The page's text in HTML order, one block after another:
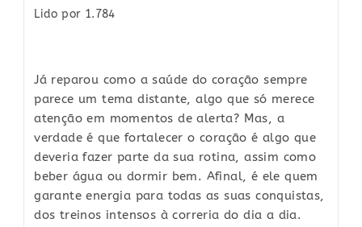
published:
Lido por 1.784
Já reparou como a saúde do coração sempre
parece um tema distante, algo que só merece
atenção em momentos de alerta? Mas, a
verdade é que fortalecer o coração é algo que
deveria fazer parte da sua rotina, assim como
beber água ou dormir bem. Afinal, é ele quem
garante energia para todas as suas conquistas,
dos treinos intensos à correria do dia a dia.